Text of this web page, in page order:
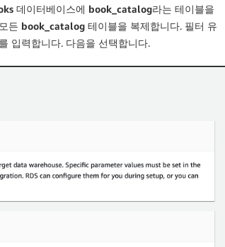
데이터베이스에 book_catalog라는 테이블을
든 book_catalog 테이블을 복제합니다. 필터 유
를 입력합니다. 다음을 선택합니다.